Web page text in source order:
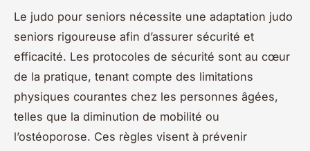
Le judo pour seniors nécessite une adaptation judo
seniors rigoureuse afin d’assurer sécurité et
efficacité. Les protocoles de sécurité sont au cœur
de la pratique, tenant compte des limitations
physiques courantes chez les personnes âgées,
telles que la diminution de mobilité ou
l’ostéoporose. Ces règles visent à prévenir